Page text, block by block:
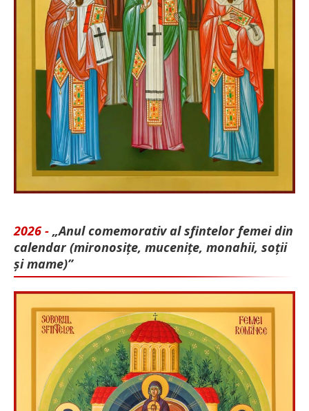
2026 - „Anul comemorativ al sfintelor femei din
calendar (mironosițe, mu­cenițe, monahii, soții
și mame)”